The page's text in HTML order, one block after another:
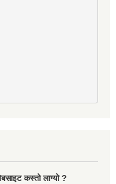
कस्तो लाग्यो ?